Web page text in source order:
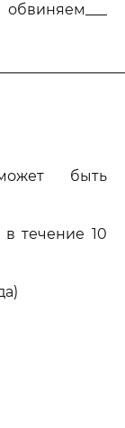
быть
в течение 10